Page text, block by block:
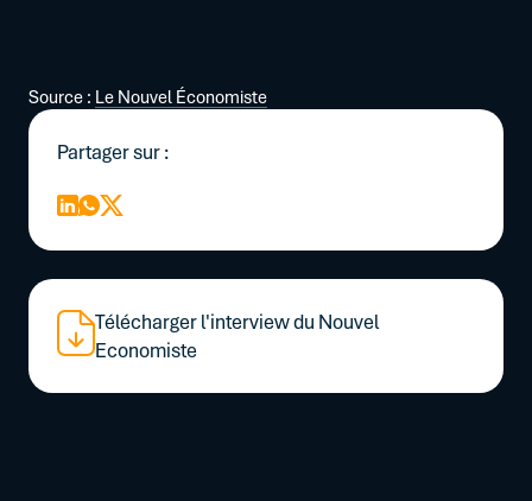
Source : Le Nouvel Économiste
Partager sur :
Télécharger l'interview du Nouvel
Economiste